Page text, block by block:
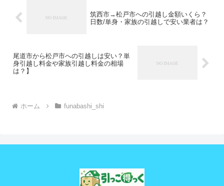
筑西市→松戸市への引越し金額いくら？
日数/単身・家族の引越しで安い業者は？
尾道市から松戸市への引越しは安い？単
身引越し料金や家族引越し料金の相場
は？】
ホーム funabashi_shi